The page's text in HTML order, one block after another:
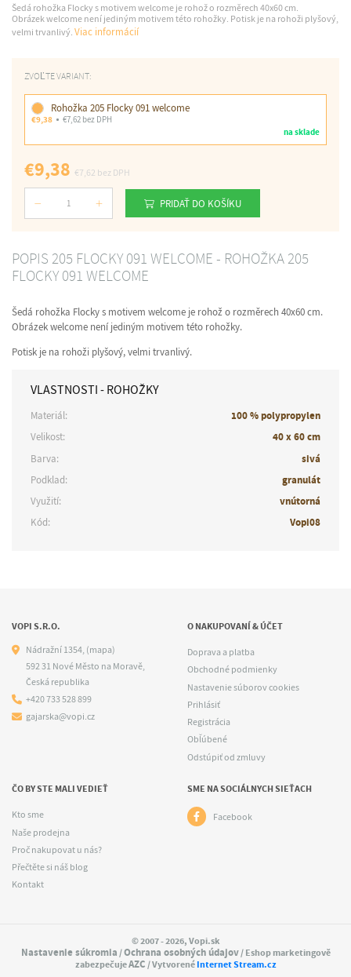
Šedá rohožka Flocky s motivem welcome je rohož o rozměrech 40x60 cm.
Obrázek welcome není jediným motivem této rohožky. Potisk je na rohoži plyšový,
velmi trvanlivý.Viac informácií
ZVOĽTE VARIANT:
Rohožka 205 Flocky 091 welcome
€9,38
€7,62 bez DPH
na sklade
€9,38 €7,62 bez DPH
Počet PRIDAŤ DO KOŠÍKU
POPIS 205 FLOCKY 091 WELCOME - ROHOŽKA 205
FLOCKY 091 WELCOME
Šedá rohožka Flocky s motivem welcome je rohož o rozměrech 40x60 cm.
Obrázek welcome není jediným motivem této rohožky.
Potisk je na rohoži plyšový, velmi trvanlivý.
VLASTNOSTI - ROHOŽKY
Materiál:
100 % polypropylen
Velikost:
40 x 60 cm
Barva:
sivá
Podklad:
granulát
Využití:
vnútorná
Kód:
Vopi08
VOPI S.R.O.
Nádražní 1354,(mapa)
592 31 Nové Město na Moravě,
Česká republika
+420 733 528 899
gajarska@vopi.cz
O NAKUPOVANÍ & ÚČET
Doprava a platba
Obchodné podmienky
Nastavenie súborov cookies
Prihlásiť
Registrácia
Obľúbené
Odstúpiť od zmluvy
ČO BY STE MALI VEDIEŤ
Kto sme
Naše prodejna
Proč nakupovat u nás?
Přečtěte si náš blog
Kontakt
SME NA SOCIÁLNYCH SIEŤACH
Facebook
© 2007 - 2026, Vopi.sk
Nastavenie súkromia/Ochrana osobných údajov/ Eshop marketingově
zabezpečujeAZC/ VytvorenéInternet Stream.cz